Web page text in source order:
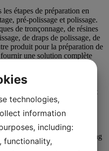
étapes de préparation en
pré-polissage et polissage.
de tronçonnage, de résines
de draps de polissage, de
produit pour la préparation de
une solution complète
gamme complète de
aux exigences de qualité les
économiques en matière
la plupart des applications et
de haute qualité pour
technologies,
information
including:
functionality,